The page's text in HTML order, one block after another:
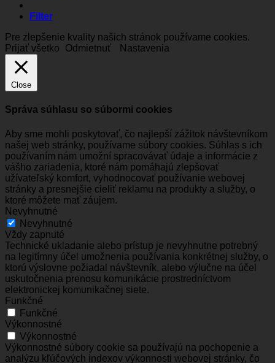
Filter
Pre zlepšenie kvality našich stránok používame cookies.
Prijať všetko
Odmietnuť Nastavenia
Close
Správa súhlasu so súbormi cookies
Aby sme mohli poskytovať, čo najlepší zážitok návštevníkom
našej web stránky, používame súbory cookies. Súhlas s ich
používaním nám umožní spracovávať údaje a informácie z
vášho zariadenia, ktoré nám pomáhajú zlepšovať
užívateľský komfort, vyhodnocovať používanie webovej
stránky a presnejšie cieliť reklamu na produkty a služby, o
ktoré môžete mať záujem.
Nevyhnutné
Nevyhnutné
Vždy zapnuté
Technické ukladanie alebo prístup je nevyhnutne potrebný
na legitímny účel umožnenia používania konkrétnej služby, o
ktorú výslovne požiadal návštevník, alebo výlučne na účel
uskutočnenia prenosu komunikácie prostredníctvom
elektronickej komunikačnej siete.
Funkčné
Funkčné
Výkonnostné
Výkonnostné
Výkonnostné súbory cookie sa používajú na pochopenie a
analýzu kľúčových indexov výkonnosti webovej stránky, čo